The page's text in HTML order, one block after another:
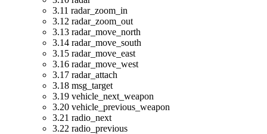
3.11 radar_zoom_in
3.12 radar_zoom_out
3.13 radar_move_north
3.14 radar_move_south
3.15 radar_move_east
3.16 radar_move_west
3.17 radar_attach
3.18 msg_target
3.19 vehicle_next_weapon
3.20 vehicle_previous_weapon
3.21 radio_next
3.22 radio_previous